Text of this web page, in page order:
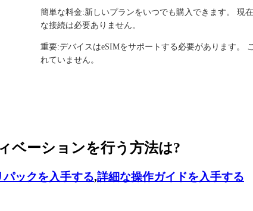
簡単な料金:新しいプランをいつでも購入できます。 現
な接続は必要ありません。
重要:デバイスはeSIMをサポートする必要があります。
れていません。
ベーションを行う方法は?
ックを入手する,詳細な操作ガイドを入手する